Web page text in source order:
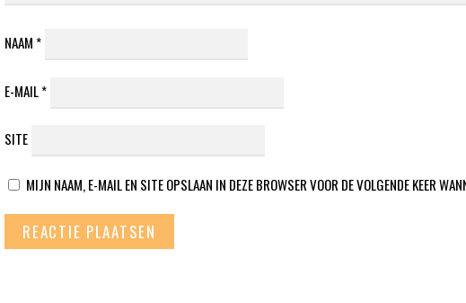
NAAM *
E-MAIL*
SITE
MIJN NAAM, E-MAIL EN SITE OPSLAAN IN DEZE BROWSER VOOR DE VOLGENDE KEER